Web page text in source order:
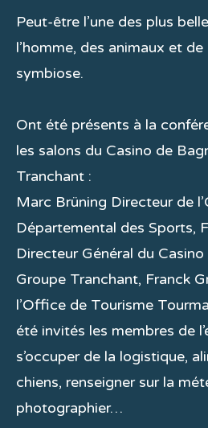
Peut-être l’une des plus
l’homme, des animaux et
symbiose.
Ont été présents à la
les salons du Casino de
Tranchant :
Marc Brüning Directeur de
Départemental des Sports,
Directeur Général du
Groupe Tranchant, Franck
l’Office de Tourisme
été invités les membres de
s’occuper de la logistique,
chiens, renseigner sur la
photographier…